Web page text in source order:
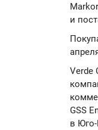
и
Verde
GSS
в Юго-